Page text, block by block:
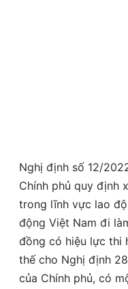
Nghị định số 12/
Chính phủ quy định
trong lĩnh vực lao
động Việt Nam đi
đồng có hiệu lực thi
thế cho Nghị định
của Chính phủ, có